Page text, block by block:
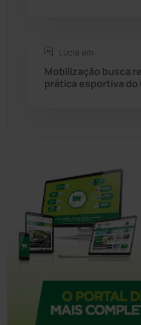
Tanque Novo
Tecnologia
Lúcia em:
Mobilização busca
prática esportiva do